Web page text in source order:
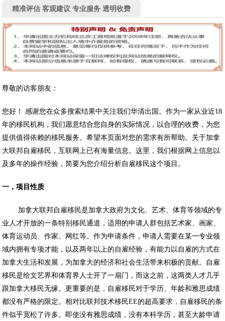
精准评估 客观建议 专业服务 透明收费
尊敬的访客朋友：
您好！ 感谢您在众多搜索结果中关注我们华清出国。作为一家从业近18
年的移民机构，我们愿意结合您自身的实际情况，以合理的收费，为您
提供值得依赖的移民服务。希望本页面对您的需求有所帮助。关于加拿
大联邦自雇移民，互联网上已有海量信息。这里，我们根据网上信息以
及多年的操作经验，简要为您介绍分析自雇移民这个项目。
一，项目性质
加拿大联邦自雇移民是加拿大政府为文化、艺术、体育等领域的专
业人才开放的一条特别移民通道，适用的申请人群包括艺术家、画家、
体育运动员、作家、网红等。作为申请条件，申请人需要在某一专业领
域内拥有专项才能，以及两年以上的自雇经验，有能力以自雇的方式在
加拿大生活和发展，为加拿大的经济和社会生活带来枳极的贡献。自雇
移民是给文艺界和体育界人士开了一扇门，而这之前，这两类人才几乎
跟加拿大移民无缘。更重要的是，自雇移民对于学历、年龄和雅思成绩
都没有严格的限定。相对比联邦技术移民EE的超高要求，自雇移民的条
件似乎宽松了许多。即使没有雅思成绩，没有本科学历，甚至大龄申请